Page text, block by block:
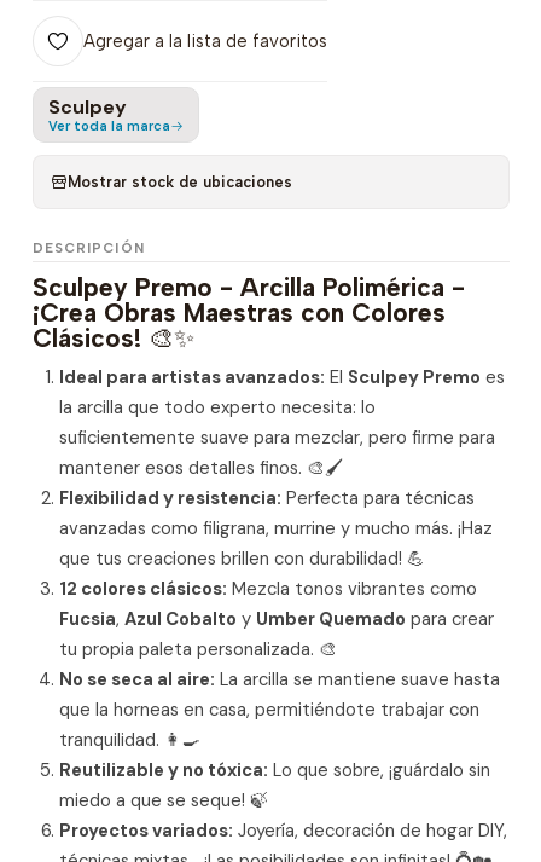
Agregar a la lista de favoritos
Sculpey
Ver toda la marca
Mostrar stock de ubicaciones
DESCRIPCIÓN
Sculpey Premo - Arcilla Polimérica -
¡Crea Obras Maestras con Colores
Clásicos! 🎨✨
Ideal para artistas avanzados: El Sculpey Premo es
la arcilla que todo experto necesita: lo
suficientemente suave para mezclar, pero firme para
mantener esos detalles finos. 🎨🖌️
Flexibilidad y resistencia: Perfecta para técnicas
avanzadas como filigrana, murrine y mucho más. ¡Haz
que tus creaciones brillen con durabilidad! 💪
12 colores clásicos: Mezcla tonos vibrantes como
Fucsia, Azul Cobalto y Umber Quemado para crear
tu propia paleta personalizada. 🎨
No se seca al aire: La arcilla se mantiene suave hasta
que la horneas en casa, permitiéndote trabajar con
tranquilidad. 👩‍🍳
Reutilizable y no tóxica: Lo que sobre, ¡guárdalo sin
miedo a que se seque! 🍃
Proyectos variados: Joyería, decoración de hogar DIY,